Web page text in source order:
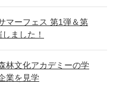
マーフェス 第1弾＆第
ました！
林文化アカデミーの学
業を見学